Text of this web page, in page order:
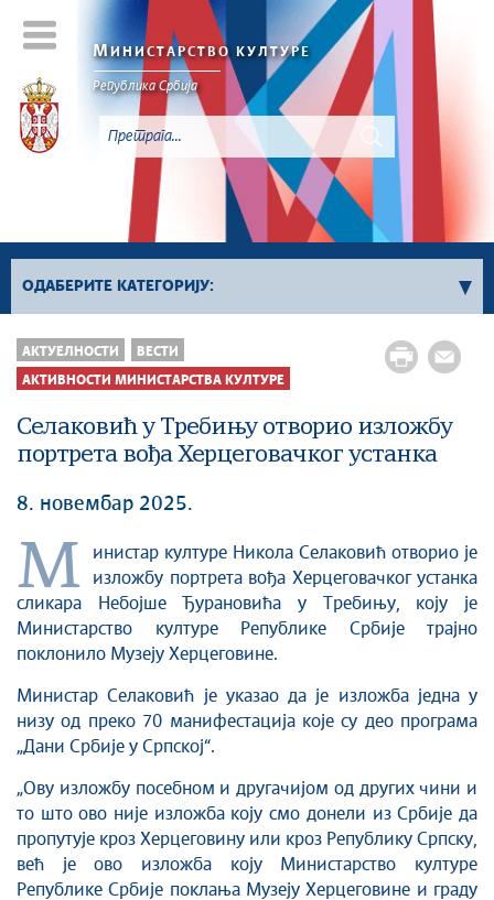
МИНИСТАРСТВО КУЛТУРЕ
Републикa Србијa
ОДАБЕРИТЕ КАТЕГОРИЈУ:
Активности Министарства културе
Сектор за заштиту културног наслеђа и
Сектор за међународне односе и европске
интеграције у области културе
АКТУЕЛНОСТИ ВЕСТИ
АКТИВНОСТИ МИНИСТАРСТВА КУЛТУРЕ
Селаковић у Требињу отворио изложбу
портрета вођа Херцеговачког устанка
8. новембар 2025.
М
инистар културе Никола Селаковић отворио је
изложбу портрета вођа Херцеговачког устанка
сликара Небојше Ђурановића у Требињу, коју је
Министарство културе Републике Србије трајно
поклонило Музеју Херцеговине.
Министар Селаковић је указао да је изложба једна у
низу од преко 70 манифестација које су део програма
„Дани Србије у Српској“.
„Ову изложбу посебном и другачијом од других чини и
то што ово није изложба коју смо донели из Србије да
пропутује кроз Херцеговину или кроз Републику Српску,
већ је ово изложба коју Министарство културе
Републике Србије поклања Музеју Херцеговине и граду